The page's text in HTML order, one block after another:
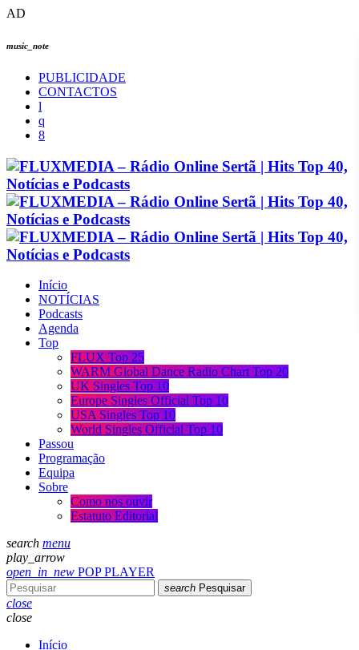
AD
music_note
PUBLICIDADE
CONTACTOS
Início
NOTÍCIAS
Podcasts
Agenda
Top
FLUX Top 25
WARM Global Dance Radio Chart Top 20
UK Singles Top 10
Europe Singles Official Top 10
USA Singles Top 10
World Singles Official Top 10
Passou
Programação
Equipa
Sobre
Como nos ouvir
Estatuto Editorial
search menu
play_arrow
open_in_new POP PLAYER
search Pesquisar
close
close
Início